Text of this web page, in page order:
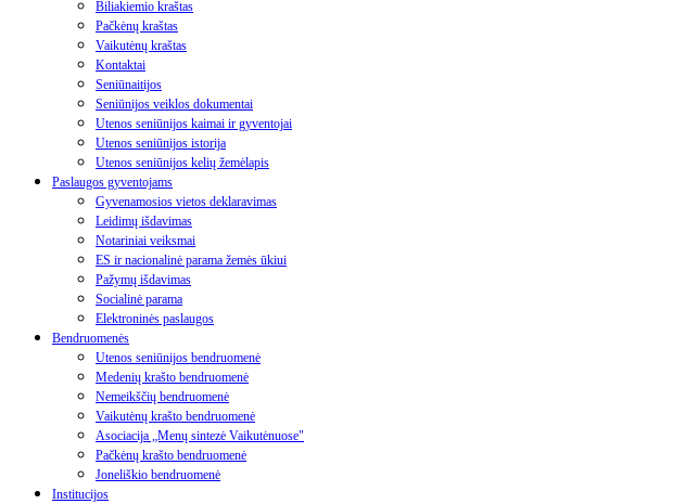
Biliakiemio kraštas
Pačkėnų kraštas
Vaikutėnų kraštas
Kontaktai
Seniūnaitijos
Seniūnijos veiklos dokumentai
Utenos seniūnijos kaimai ir gyventojai
Utenos seniūnijos istorija
Utenos seniūnijos kelių žemėlapis
Paslaugos gyventojams
Gyvenamosios vietos deklaravimas
Leidimų išdavimas
Notariniai veiksmai
ES ir nacionalinė parama žemės ūkiui
Pažymų išdavimas
Socialinė parama
Elektroninės paslaugos
Bendruomenės
Utenos seniūnijos bendruomenė
Medenių krašto bendruomenė
Nemeikščių bendruomenė
Vaikutėnų krašto bendruomenė
Asociacija „Menų sintezė Vaikutėnuose"
Pačkėnų krašto bendruomenė
Joneliškio bendruomenė
Institucijos